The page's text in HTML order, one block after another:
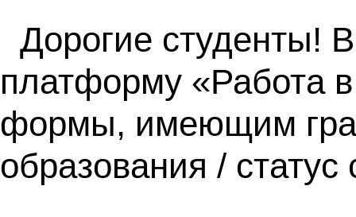
Дорогие студенты!
платформу «Работа
формы, имеющим
образования / статус